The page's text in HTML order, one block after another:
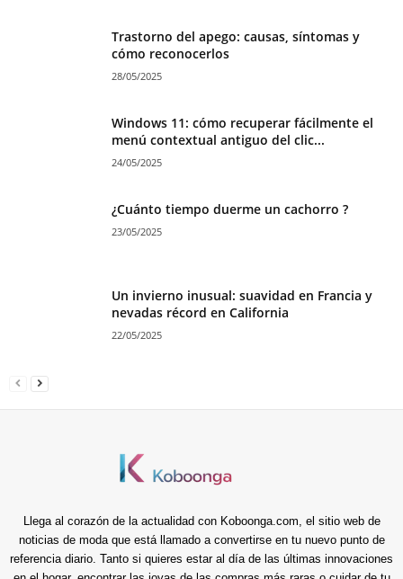
Trastorno del apego: causas, síntomas y
cómo reconocerlos
28/05/2025
Windows 11: cómo recuperar fácilmente el
menú contextual antiguo del clic...
24/05/2025
¿Cuánto tiempo duerme un cachorro ?
23/05/2025
Un invierno inusual: suavidad en Francia y
nevadas récord en California
22/05/2025
Llega al corazón de la actualidad con Koboonga.com, el sitio web de
noticias de moda que está llamado a convertirse en tu nuevo punto de
referencia diario. Tanto si quieres estar al día de las últimas innovaciones